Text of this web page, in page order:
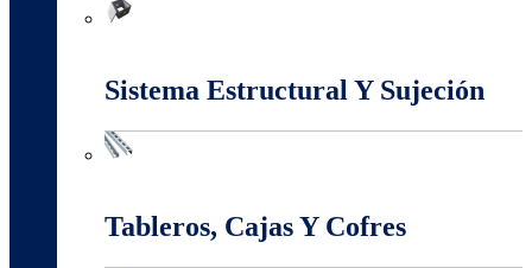
Sistema Estructural Y Sujeción
Tableros, Cajas Y Cofres